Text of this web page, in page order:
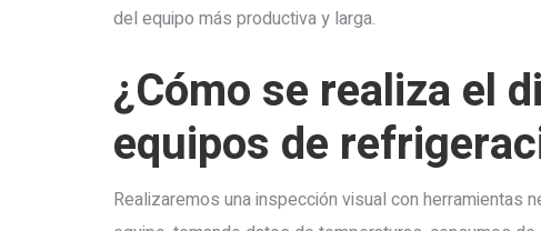
del equipo más productiva y larga.
¿Cómo se realiza el
equipos de
Realizaremos una inspección visual con herramientas